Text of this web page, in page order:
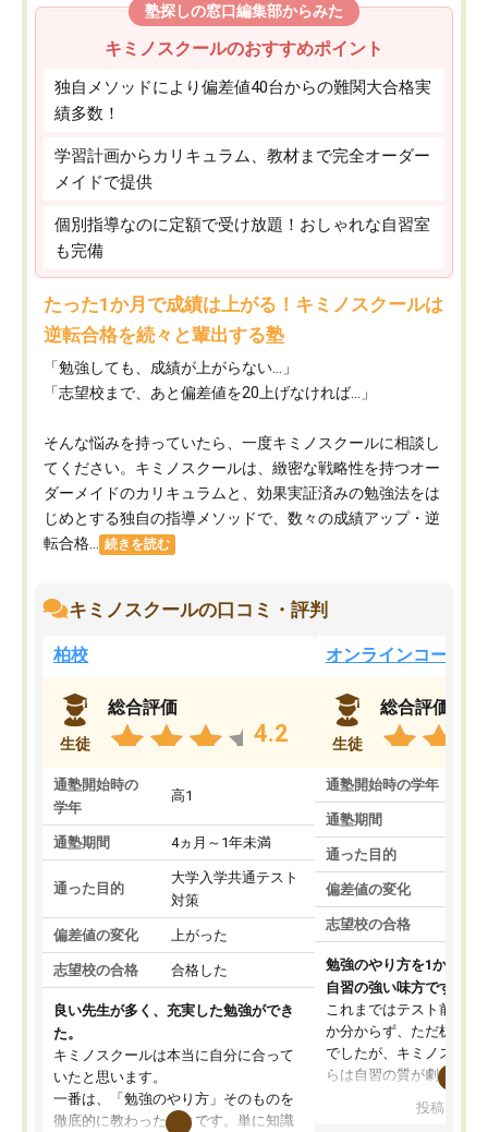
塾探しの窓口編集部からみた
キミノスクールのおすすめポイント
独自メソッドにより偏差値40台からの難関大合格実
績多数！
学習計画からカリキュラム、教材まで完全オーダー
メイドで提供
個別指導なのに定額で受け放題！おしゃれな自習室
も完備
たった1か月で成績は上がる！キミノスクールは
逆転合格を続々と輩出する塾
「勉強しても、成績が上がらない…」
「志望校まで、あと偏差値を20上げなければ…」
そんな悩みを持っていたら、一度キミノスクールに相談し
てください。キミノスクールは、緻密な戦略性を持つオー
ダーメイドのカリキュラムと、効果実証済みの勉強法をは
じめとする独自の指導メソッドで、数々の成績アップ・逆
転合格...
続きを読む
キミノスクールの口コミ・評判
柏校
生徒
総合評価
4.2
通塾開始時の
学年
高1
通塾期間 4ヵ月～1年未満
通った目的
大学入学共通テスト
対策
偏差値の変化 上がった
志望校の合格 合格した
良い先生が多く、充実した勉強ができ
た。
キミノスクールは本当に自分に合って
いたと思います。
一番は、「勉強のやり方」そのものを
徹底的に教わったことです。単に知識
オンラインコース
生徒
総合評価
通塾開始時の学年
通塾期間
通った目的
偏差値の変化
志望校の合格
勉強のやり方を1から教
自習の強い味方です。
これまではテスト前に何
か分からず、ただ机に座
でしたが、キミノスクー
らは自習の質が劇的に変
を明確にしてくれるの
投稿日：